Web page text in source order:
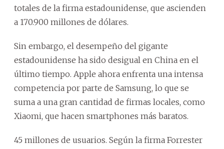
totales de la firma estadounidense, que ascienden
a 170.900 millones de dólares.
Sin embargo, el desempeño del gigante
estadounidense ha sido desigual en China en el
último tiempo. Apple ahora enfrenta una intensa
competencia por parte de Samsung, lo que se
suma a una gran cantidad de firmas locales, como
Xiaomi, que hacen smartphones más baratos.
45 millones de usuarios. Según la firma Forrester